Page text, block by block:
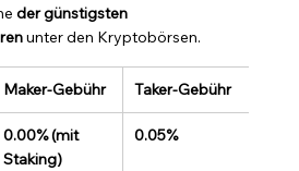
der günstigsten
unter den Kryptobörsen.
Maker-Gebühr Taker-Gebühr
0.00% (mit
Staking)
0.05%